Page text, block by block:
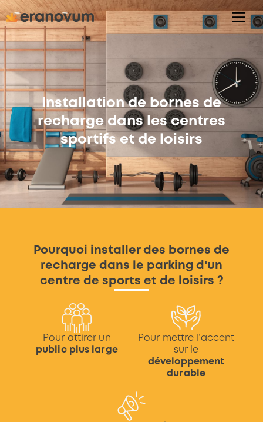
Installation de bornes de
recharge dans les centres
sportifs et de loisirs
Pourquoi installer des bornes de
recharge dans le parking d'un
centre de sports et de loisirs ?
Pour attirer un
public plus large
Pour mettre l’accent
sur le
développement
durable